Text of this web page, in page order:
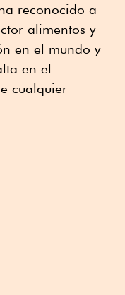
reconocido a
alimentos y
en el mundo y
en el
cualquier